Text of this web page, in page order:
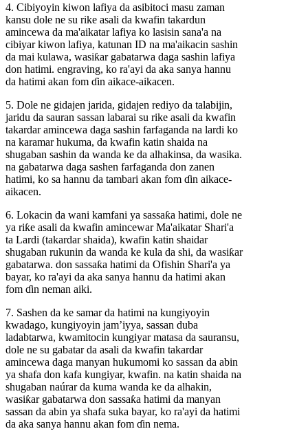
4. Cibiyoyin kiwon lafiya da asibitoci masu zaman
kansu dole ne su rike asali da kwafin takardun
amincewa da ma'aikatar lafiya ko lasisin sana'a na
cibiyar kiwon lafiya, katunan ID na ma'aikacin sashin
da mai kulawa, wasiƙar gabatarwa daga sashin lafiya
don hatimi. engraving, ko ra'ayi da aka sanya hannu
da hatimi akan fom ɗin aikace-aikacen.
5. Dole ne gidajen jarida, gidajen rediyo da talabijin,
jaridu da sauran sassan labarai su rike asali da kwafin
takardar amincewa daga sashin farfaganda na lardi ko
na karamar hukuma, da kwafin katin shaida na
shugaban sashin da wanda ke da alhakinsa, da wasika.
na gabatarwa daga sashen farfaganda don zanen
hatimi, ko sa hannu da tambari akan fom ɗin aikace-
aikacen.
6. Lokacin da wani kamfani ya sassaƙa hatimi, dole ne
ya riƙe asali da kwafin amincewar Ma'aikatar Shari'a
ta Lardi (takardar shaida), kwafin katin shaidar
shugaban rukunin da wanda ke kula da shi, da wasiƙar
gabatarwa. don sassaƙa hatimi da Ofishin Shari'a ya
bayar, ko ra'ayi da aka sanya hannu da hatimi akan
fom ɗin neman aiki.
7. Sashen da ke samar da hatimi na kungiyoyin
kwadago, kungiyoyin jam’iyya, sassan duba
ladabtarwa, kwamitocin kungiyar matasa da sauransu,
dole ne su gabatar da asali da kwafin takardar
amincewa daga manyan hukumomi ko sassan da abin
ya shafa don kafa kungiyar, kwafin. na katin shaida na
shugaban naúrar da kuma wanda ke da alhakin,
wasiƙar gabatarwa don sassaƙa hatimi da manyan
sassan da abin ya shafa suka bayar, ko ra'ayi da hatimi
da aka sanya hannu akan fom ɗin nema.